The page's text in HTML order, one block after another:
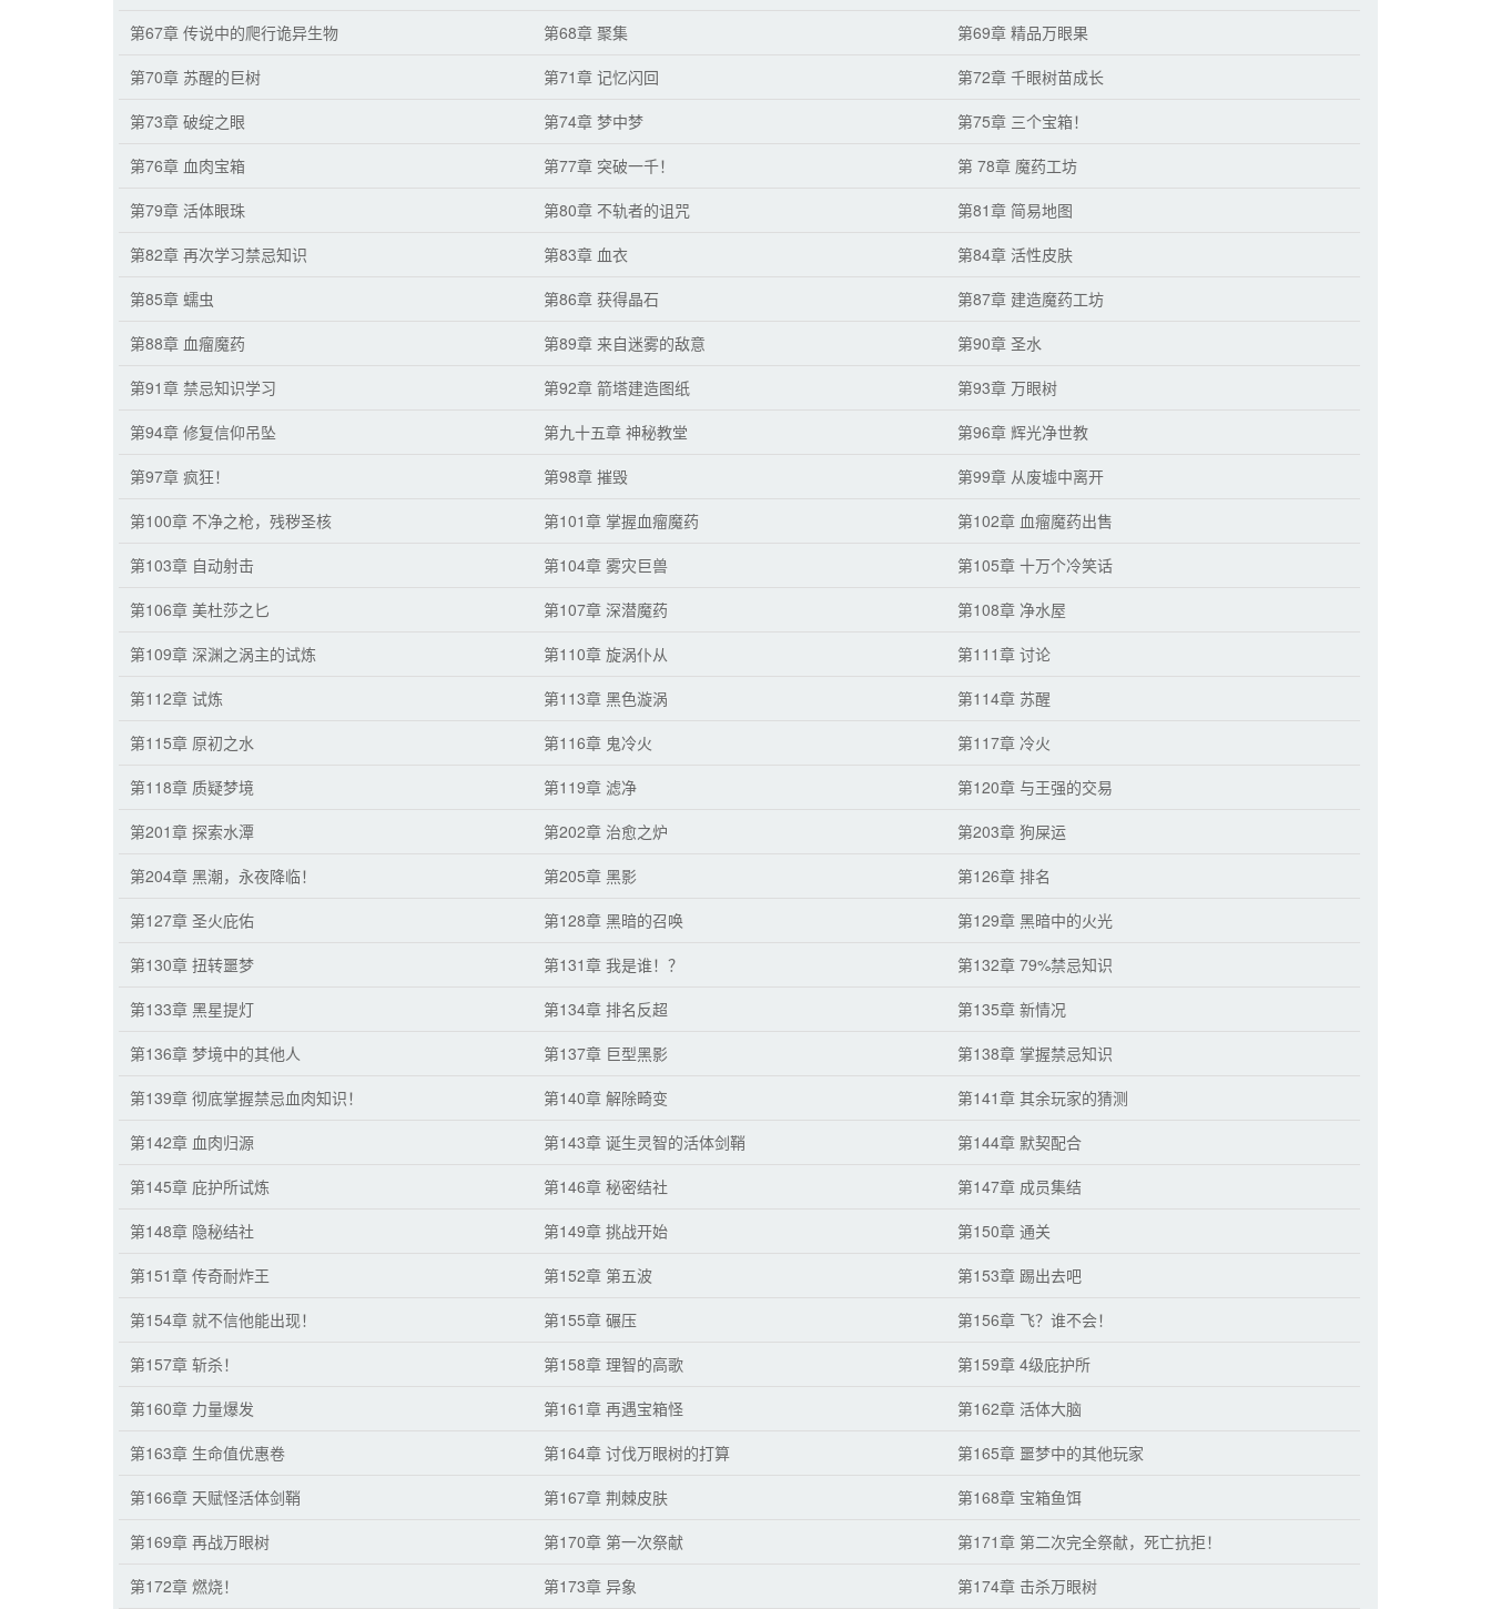
第67章 传说中的爬行诡异生物
第68章 聚集
第69章 精品万眼果
第70章 苏醒的巨树
第71章 记忆闪回
第72章 千眼树苗成长
第73章 破绽之眼
第74章 梦中梦
第75章 三个宝箱！
第76章 血肉宝箱
第77章 突破一千！
第 78章 魔药工坊
第79章 活体眼珠
第80章 不轨者的诅咒
第81章 简易地图
第82章 再次学习禁忌知识
第83章 血衣
第84章 活性皮肤
第85章 蠕虫
第86章 获得晶石
第87章 建造魔药工坊
第88章 血瘤魔药
第89章 来自迷雾的敌意
第90章 圣水
第91章 禁忌知识学习
第92章 箭塔建造图纸
第93章 万眼树
第94章 修复信仰吊坠
第九十五章 神秘教堂
第96章 辉光净世教
第97章 疯狂！
第98章 摧毁
第99章 从废墟中离开
第100章 不净之枪，残秽圣核
第101章 掌握血瘤魔药
第102章 血瘤魔药出售
第103章 自动射击
第104章 雾灾巨兽
第105章 十万个冷笑话
第106章 美杜莎之匕
第107章 深潜魔药
第108章 净水屋
第109章 深渊之涡主的试炼
第110章 旋涡仆从
第111章 讨论
第112章 试炼
第113章 黑色漩涡
第114章 苏醒
第115章 原初之水
第116章 鬼冷火
第117章 冷火
第118章 质疑梦境
第119章 滤净
第120章 与王强的交易
第201章 探索水潭
第202章 治愈之炉
第203章 狗屎运
第204章 黑潮，永夜降临！
第205章 黑影
第126章 排名
第127章 圣火庇佑
第128章 黑暗的召唤
第129章 黑暗中的火光
第130章 扭转噩梦
第131章 我是谁！？
第132章 79%禁忌知识
第133章 黑星提灯
第134章 排名反超
第135章 新情况
第136章 梦境中的其他人
第137章 巨型黑影
第138章 掌握禁忌知识
第139章 彻底掌握禁忌血肉知识！
第140章 解除畸变
第141章 其余玩家的猜测
第142章 血肉归源
第143章 诞生灵智的活体剑鞘
第144章 默契配合
第145章 庇护所试炼
第146章 秘密结社
第147章 成员集结
第148章 隐秘结社
第149章 挑战开始
第150章 通关
第151章 传奇耐炸王
第152章 第五波
第153章 踢出去吧
第154章 就不信他能出现！
第155章 碾压
第156章 飞？谁不会！
第157章 斩杀！
第158章 理智的高歌
第159章 4级庇护所
第160章 力量爆发
第161章 再遇宝箱怪
第162章 活体大脑
第163章 生命值优惠卷
第164章 讨伐万眼树的打算
第165章 噩梦中的其他玩家
第166章 天赋怪活体剑鞘
第167章 荆棘皮肤
第168章 宝箱鱼饵
第169章 再战万眼树
第170章 第一次祭献
第171章 第二次完全祭献，死亡抗拒！
第172章 燃烧！
第173章 异象
第174章 击杀万眼树